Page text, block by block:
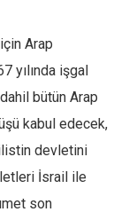
Arap
yılında işgal
bütün Arap
kabul edecek,
devletini
İsrail ile
son